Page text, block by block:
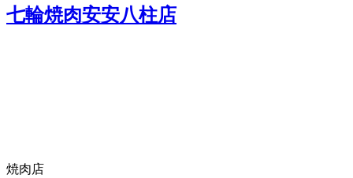
七輪焼肉安安八柱店
焼肉店